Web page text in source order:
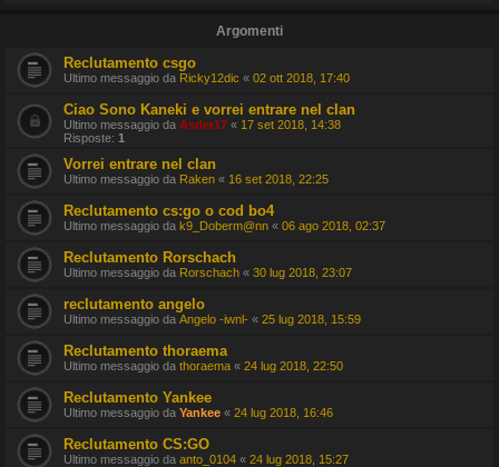
Argomenti
Reclutamento csgo
Ultimo messaggio da Ricky12dic « 02 ott 2018, 17:40
Ciao Sono Kaneki e vorrei entrare nel clan
Ultimo messaggio da Asder17 « 17 set 2018, 14:38
Risposte: 1
Vorrei entrare nel clan
Ultimo messaggio da Raken « 16 set 2018, 22:25
Reclutamento cs:go o cod bo4
Ultimo messaggio da k9_Doberm@nn « 06 ago 2018, 02:37
Reclutamento Rorschach
Ultimo messaggio da Rorschach « 30 lug 2018, 23:07
reclutamento angelo
Ultimo messaggio da Angelo -iwnl- « 25 lug 2018, 15:59
Reclutamento thoraema
Ultimo messaggio da thoraema « 24 lug 2018, 22:50
Reclutamento Yankee
Ultimo messaggio da Yankee « 24 lug 2018, 16:46
Reclutamento CS:GO
Ultimo messaggio da anto_0104 « 24 lug 2018, 15:27